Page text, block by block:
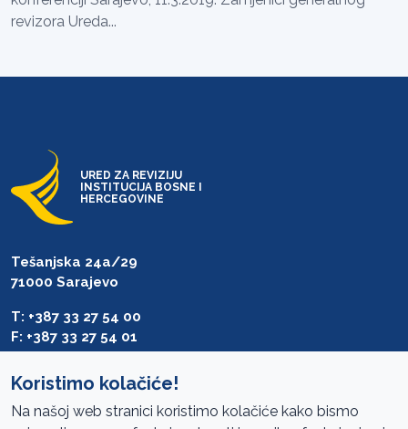
revizora Ureda...
URED ZA REVIZIJU
INSTITUCIJA BOSNE I
HERCEGOVINE
Tešanjska 24a/29
71000 Sarajevo
T: +387 33 27 54 00
F: +387 33 27 54 01
Koristimo kolačiće!
Na našoj web stranici koristimo kolačiće kako bismo